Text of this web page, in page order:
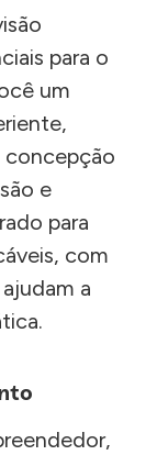
para o
um
concepção
e
para
com
a